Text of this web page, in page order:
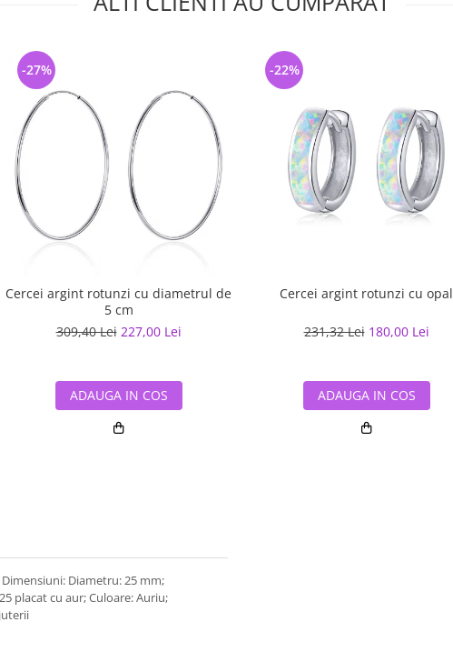
Cercei argint rotunzi cu diametrul de
5 cm
309,40 Lei 227,00 Lei
-27%
ADAUGA IN COS
Cercei argint rotunzi cu opal
231,32 Lei 180,00 Lei
-22%
ADAUGA IN COS
Diametru: 25 mm;
placat cu aur; Culoare: Auriu;